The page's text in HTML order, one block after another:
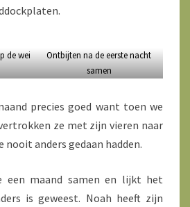
de wei
Ontbijten na de eerste nacht
samen
precies goed want toen we
ze met zijn vieren naar
nooit anders gedaan hadden.
een maand samen en lijkt het
is geweest. Noah heeft zijn